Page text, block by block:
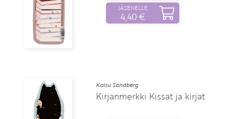
JÄSENELLE
4,40 €
Kaisu Sandberg
Kirjanmerkki Kissat ja kirjat